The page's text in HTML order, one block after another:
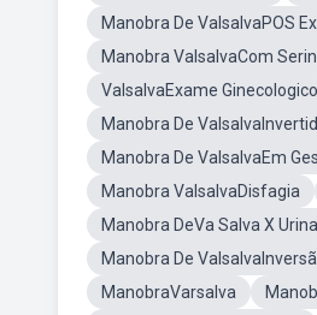
Manobra De ValsalvaPOS
Manobra ValsalvaCom
ValsalvaExame Ginecologico
Manobra De
Manobra De ValsalvaEm
Manobra ValsalvaDisfagia
Manobra DeVa Salva X Urina
Manobra De
ManobraVarsalva